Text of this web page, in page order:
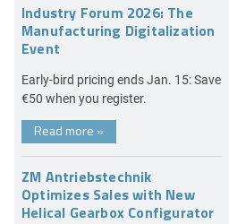
Industry Forum 2026: The
Manufacturing Digitalization
Event
Early-bird pricing ends Jan. 15: Save
€50 when you register.
Read more »
ZM Antriebstechnik
Optimizes Sales with New
Helical Gearbox Configurator